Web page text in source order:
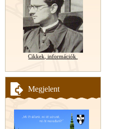
Cikkek, információk
Megjelent